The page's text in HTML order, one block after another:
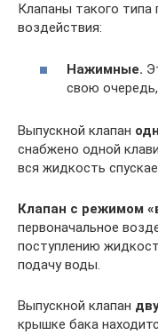
Клапаны такого
воздействия:
Нажимные.
свою
Выпускной клапан
снабжено одной
вся жидкость
Клапан с режимом
первоначальное
поступлению
подачу воды.
Выпускной клапан
крышке бака